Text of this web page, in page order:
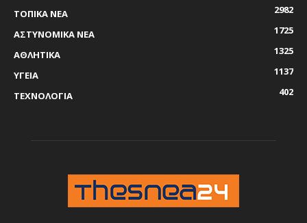
ΤΟΠΙΚΑ ΝΕΑ
2982
ΑΣΤΥΝΟΜΙΚΑ ΝΕΑ
1725
ΑΘΛΗΤΙΚΑ
1325
ΥΓΕΙΑ
1137
ΤΕΧΝΟΛΟΓΙΑ
402